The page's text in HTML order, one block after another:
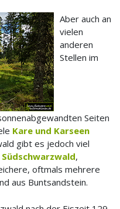
Aber auch an
vielen
anderen
Stellen im
Seiten
Kare und Karseen
gibt es jedoch viel
Südschwarzwald,
oftmals mehrere
aus Buntsandstein.